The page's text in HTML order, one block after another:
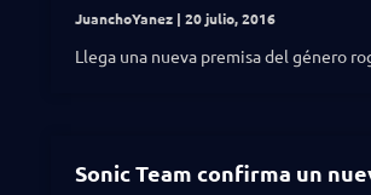
JuanchoYanez 20 julio, 2016
Llega una nueva premisa del género
Sonic Team confirma un